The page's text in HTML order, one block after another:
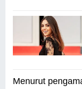
Menurut